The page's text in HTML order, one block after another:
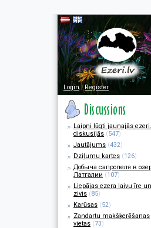
Login|Register
Laipni lūgti jaunajās
diskusijās (547)
Jautājums (432)
Dziļumu kartes (126)
Добыча сапропеля в
Латгалии (107)
Liepājas ezera laivu īre un
zivis (85)
Karūsas (52)
Zandartu makšķerēšanas
vietas (73)